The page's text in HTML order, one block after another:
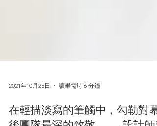
2021年10月25日 讀畢需時 6 分鐘